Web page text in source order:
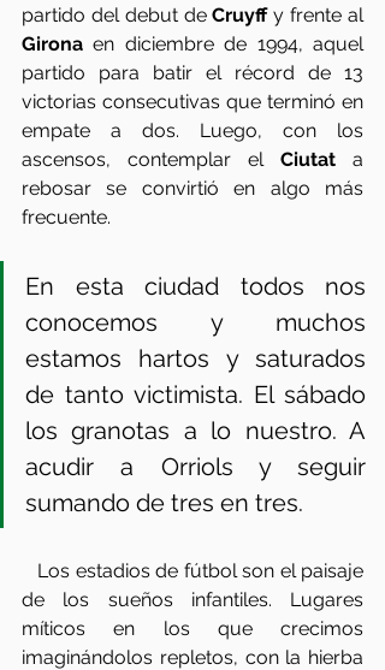
partido del debut de Cruyff
y frente al
Girona en diciembre de 1994, aquel
partido para batir el récord de 13
victorias consecutivas que terminó en
empate a dos. Luego, con los
ascensos, contemplar el Ciutat a
rebosar se convirtió en algo más
frecuente.
En esta ciudad todos nos
conocemos y muchos
estamos hartos y saturados
de tanto victimista. El sábado
los granotas a lo nuestro. A
acudir a Orriols y seguir
sumando de tres en tres.
de los sueños infantiles. Lugares
míticos en los que crecimos
imaginándolos repletos, con la hierba